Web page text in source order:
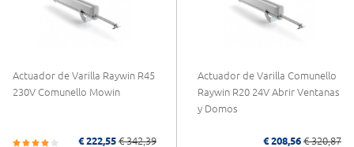
Actuador de Varilla Raywin R45
230V Comunello Mowin
€ 222,55 € 342,39
Actuador de Varilla Comunello
Raywin R20 24V Abrir Ventanas
y Domos
€ 208,56 € 320,87